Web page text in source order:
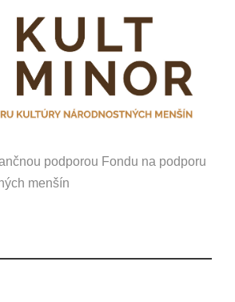
podporou Fondu na podporu
menšín